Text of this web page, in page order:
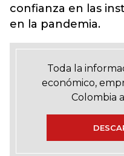
confianza en las
en la pandemia.
Toda la
económico,
Colombia